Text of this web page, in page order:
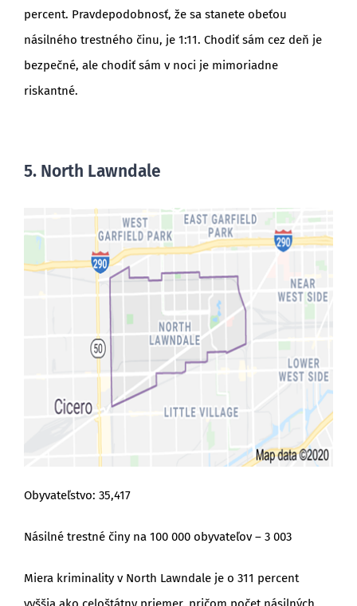
percent. Pravdepodobnosť, že sa stanete obeťou
násilného trestného činu, je 1:11. Chodiť sám cez deň je
bezpečné, ale chodiť sám v noci je mimoriadne
riskantné.
5. North Lawndale
Obyvateľstvo: 35,417
Násilné trestné činy na 100 000 obyvateľov – 3 003
Miera kriminality v North Lawndale je o 311 percent